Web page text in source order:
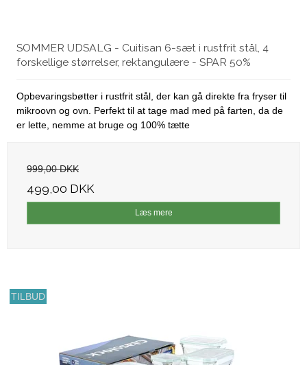
SOMMER UDSALG - Cuitisan 6-sæt i rustfrit stål, 4
forskellige størrelser, rektangulære - SPAR 50%
Opbevaringsbøtter i rustfrit stål, der kan gå direkte fra fryser til
mikroovn og ovn. Perfekt til at tage mad med på farten, da de
er lette, nemme at bruge og 100% tætte
999,00 DKK
499,00 DKK
Læs mere
TILBUD